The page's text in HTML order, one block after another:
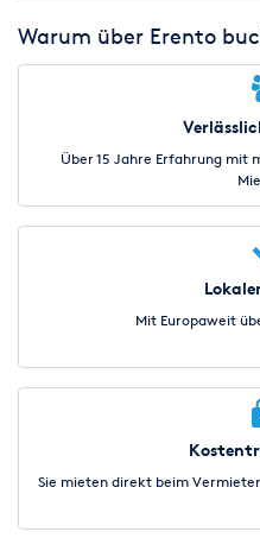
Warum über Erento
Über 15 Jahre Erfahrung mit
Mit Europaweit
Sie mieten direkt beim